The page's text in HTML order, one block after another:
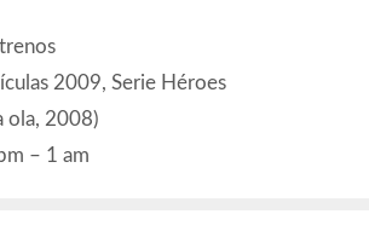
un
2009,Serie Héroes
ola, 2008)
– 1 am